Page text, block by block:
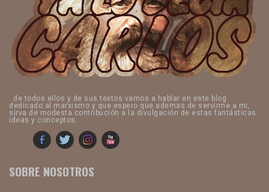
..de todos ellos y de sus textos vamos a hablar en este blog
dedicado al marxismo y que espero que ademas de servirme a mi,
sirva de modesta contribución a la divulgación de estas fantásticas
ideas y conceptos.
SOBRE NOSOTROS